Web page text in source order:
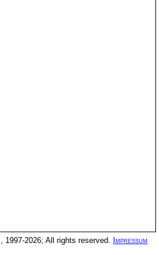
2026; All rights reserved. Impressum